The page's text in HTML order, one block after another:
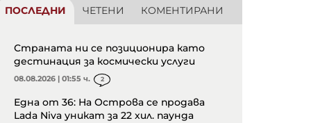
ПОСЛЕДНИ ЧЕТЕНИ КОМЕНТИРАНИ
Страната ни се позиционира като
дестинация за космически услуги
08.08.2026 | 01:55 ч. 2
Една от 36: На Острова се продава
Lada Niva уникат за 22 хил. паунда